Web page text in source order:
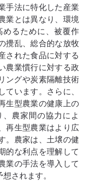
手法に特化した産業
業とは異なり、環境
めるために、被覆作
攪乱、総合的な放牧
された食品に対する
農業慣行に対する政
ングや炭素隔離技術
ています。さらに、
生型農業の健康上の
農家間の協力によ
再生型農業はより広
。農家は、土壌の健
的な利点を理解して
業の手法を導入して
されます。